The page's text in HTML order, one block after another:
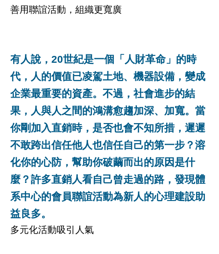
善用聯誼活動，組織更寬廣
有人說，20世紀是一個「人財革命」的時
代，人的價值已凌駕土地、機器設備，變成
企業最重要的資產。不過，社會進步的結
果，人與人之間的鴻溝愈趨加深、加寬。當
你剛加入直銷時，是否也會不知所措，遲遲
不敢跨出信任他人也信任自己的第一步？溶
化你的心防，幫助你破繭而出的原因是什
麼？許多直銷人看自己曾走過的路，發現體
系中心的會員聯誼活動為新人的心理建設助
益良多。
多元化活動吸引人氣